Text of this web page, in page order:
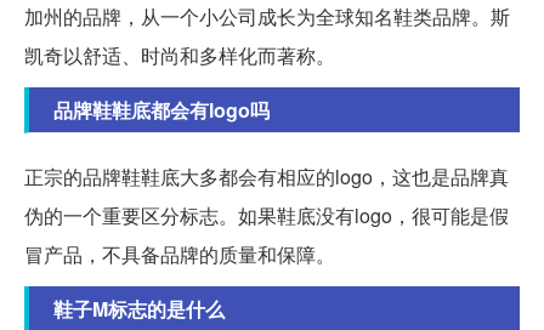
加州的品牌，从一个小公司成长为全球知名鞋类品牌。斯
凯奇以舒适、时尚和多样化而著称。
品牌鞋鞋底都会有logo吗
正宗的品牌鞋鞋底大多都会有相应的logo，这也是品牌真
伪的一个重要区分标志。如果鞋底没有logo，很可能是假
冒产品，不具备品牌的质量和保障。
鞋子M标志的是什么